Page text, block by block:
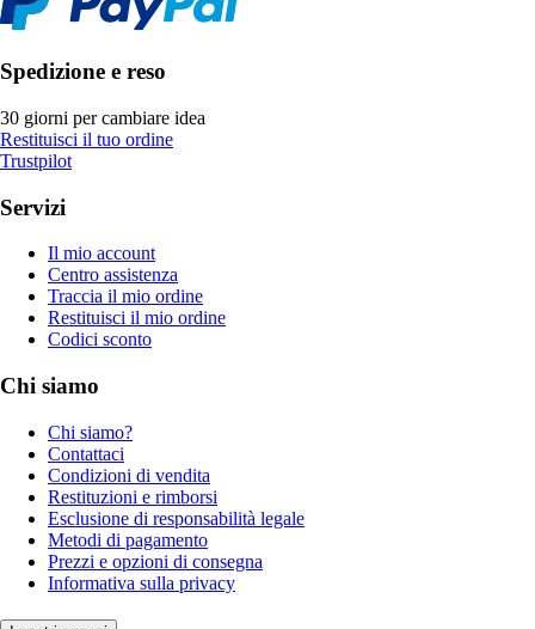
Spedizione e reso
30 giorni per cambiare idea
Restituisci il tuo ordine
Trustpilot
Servizi
Il mio account
Centro assistenza
Traccia il mio ordine
Restituisci il mio ordine
Codici sconto
Chi siamo
Chi siamo?
Contattaci
Condizioni di vendita
Restituzioni e rimborsi
Esclusione di responsabilità legale
Metodi di pagamento
Prezzi e opzioni di consegna
Informativa sulla privacy